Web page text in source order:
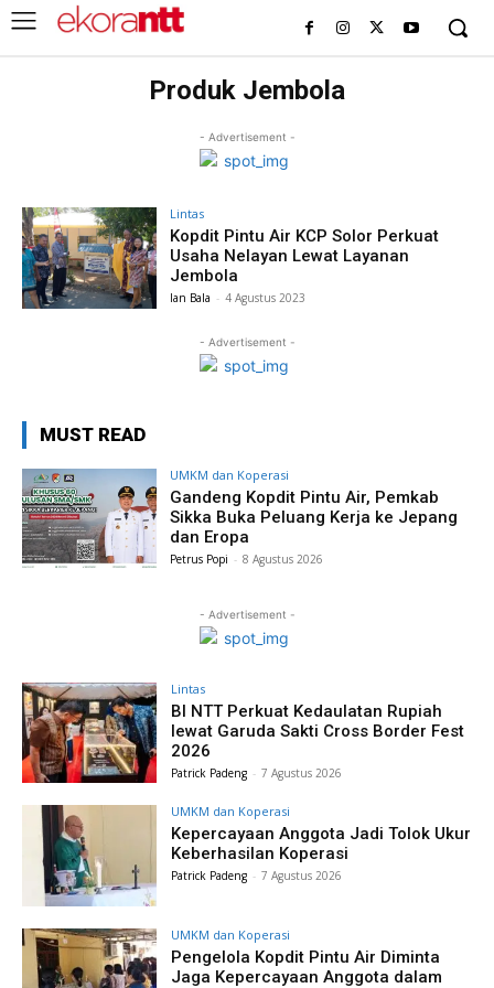
Produk Jembola
- Advertisement -
Lintas
Kopdit Pintu Air KCP Solor Perkuat
Usaha Nelayan Lewat Layanan
Jembola
Ian Bala - 4 Agustus 2023
- Advertisement -
MUST READ
UMKM dan Koperasi
Gandeng Kopdit Pintu Air, Pemkab
Sikka Buka Peluang Kerja ke Jepang
dan Eropa
Petrus Popi - 8 Agustus 2026
- Advertisement -
Lintas
BI NTT Perkuat Kedaulatan Rupiah
lewat Garuda Sakti Cross Border Fest
2026
Patrick Padeng - 7 Agustus 2026
UMKM dan Koperasi
Kepercayaan Anggota Jadi Tolok Ukur
Keberhasilan Koperasi
Patrick Padeng - 7 Agustus 2026
UMKM dan Koperasi
Pengelola Kopdit Pintu Air Diminta
Jaga Kepercayaan Anggota dalam